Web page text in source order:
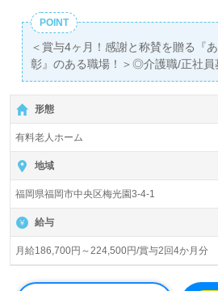
POINT
＜賞与4ヶ月！感謝と称賛を贈る『
彰』のある職場！＞◎介護職/正社
円～224,500円】
＊初任者研修以上有資格者向け、認
歓迎求人＊『六本松駅』より路線バ
す。
入居定員29名（49室/全室個室）『
ヴィラ梅光』社会福祉法人天寿会（
様の運営です。佐賀県、福岡県を中
有料老人ホーム、ショートステイ、
護支援事業を展開されています。留
の積極的な採用、育成にも力を入れ
形態
有料老人ホーム
地域
福岡県福岡市中央区梅光園3-4-1
給与
月給186,700円～224,500円/賞与2回4か月分